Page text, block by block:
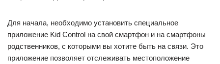
Для начала, необходимо установить специальное
приложение Kid Control на свой смартфон и на смартфоны
родственников, с которыми вы хотите быть на связи. Это
приложение позволяет отслеживать местоположение